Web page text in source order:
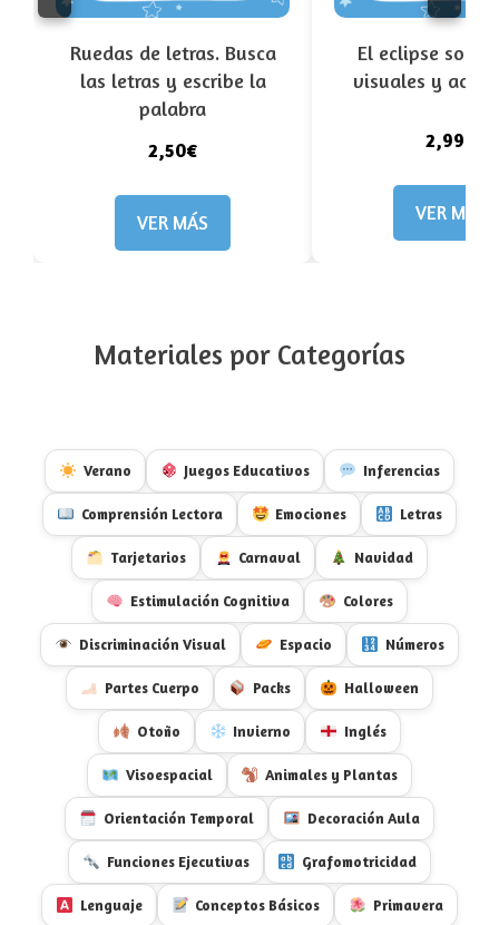
Ruedas de letras. Busca
las letras y escribe la
palabra
2,50€
VER MÁS
El eclipse solar.
visuales y
2,99€
VER MÁS
Materiales por Categorías
Verano Juegos Educativos Inferencias
Comprensión Lectora Emociones Letras
Tarjetarios Carnaval Navidad
Estimulación Cognitiva Colores
Discriminación Visual Espacio Números
Partes Cuerpo Packs Halloween
Otoño Invierno Inglés
Visoespacial Animales y Plantas
Orientación Temporal Decoración Aula
Funciones Ejecutivas Grafomotricidad
Lenguaje Conceptos Básicos Primavera